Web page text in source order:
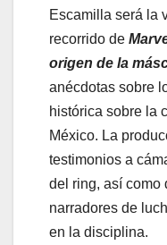
Escamilla será la
recorrido de
origen de la
anécdotas sobre
histórica sobre la
México. La
testimonios a
del ring, así como
narradores de
en la disciplina.